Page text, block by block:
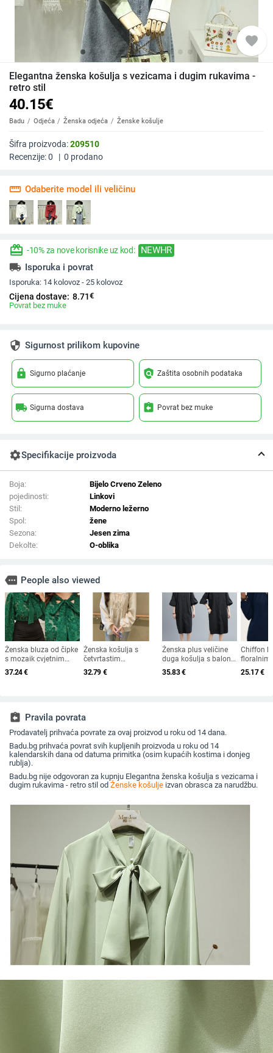
favorite
Elegantna ženska košulja s vezicama i dugim rukavima -
retro stil
40.15€
Badu Odjeća Ženska odjeća Ženske košulje
Šifra proizvoda:209510
Recenzije:0 | 0 prodano
straighten Odaberite model ili veličinu
redeem -10% za nove korisnike uz kod: NEWHR
local_shipping Isporuka i povrat
Isporuka: 14 kolovoz - 25 kolovoz
Cijena dostave: 8.71€
Povrat bez muke
security Sigurnost prilikom kupovine
lock Sigurno plaćanje policy Zaštita osobnih podataka
local_shipping Sigurna dostava assignment_return Povrat bez muke
settingsSpecifikacije proizvoda
Boja:
Bijelo Crveno Zeleno
pojedinosti:
Linkovi
Stil:
Moderno ležerno
Spol:
žene
Sezona:
Jesen zima
Dekolte:
O-oblika
more People also viewed
Ženska bluza od čipke
s mozaik cvjetnim
uzorkom, poliester,
dugi rukav, bez
37.24€
Ženska košulja s
četvrtastim
ovratnikom, plisirana,
dugi rukavi, duljina
32.79 €
Ženska plus veličine
duga košulja s balon
rukavima, golica, ravni
kroj, pamuk, jesen
35.83€
Chiffon
floralnim
jesenska
2025, V-
25.17€
assignment_return Pravila povrata
Prodavatelj prihvaća povrate za ovaj proizvod u roku od 14 dana.
Badu.bg prihvaća povrat svih kupljenih proizvoda u roku od 14
kalendarskih dana od datuma primitka (osim kupaćih kostima i donjeg
rublja).
Badu.bg nije odgovoran za kupnju Elegantna ženska košulja s vezicama i
dugim rukavima - retro stil od Ženske košulje izvan obrasca za narudžbu.